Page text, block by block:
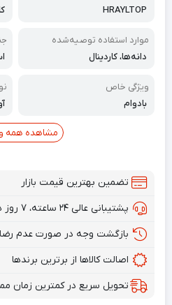
HRAYLTOP
موارد استفاده توصیه‌شده
دانه‌ها، کاردینال
ویژگی خاص
بادوام
مشاهده همه
تضمین بهترین قیمت بازار
پشتیبانی عالی ۲۴ ساعته، ۷ روز هفته
بازگشت وجه در صورت عدم
اصالت کالاها از برترین برندها
تحویل سریع در کمترین زمان